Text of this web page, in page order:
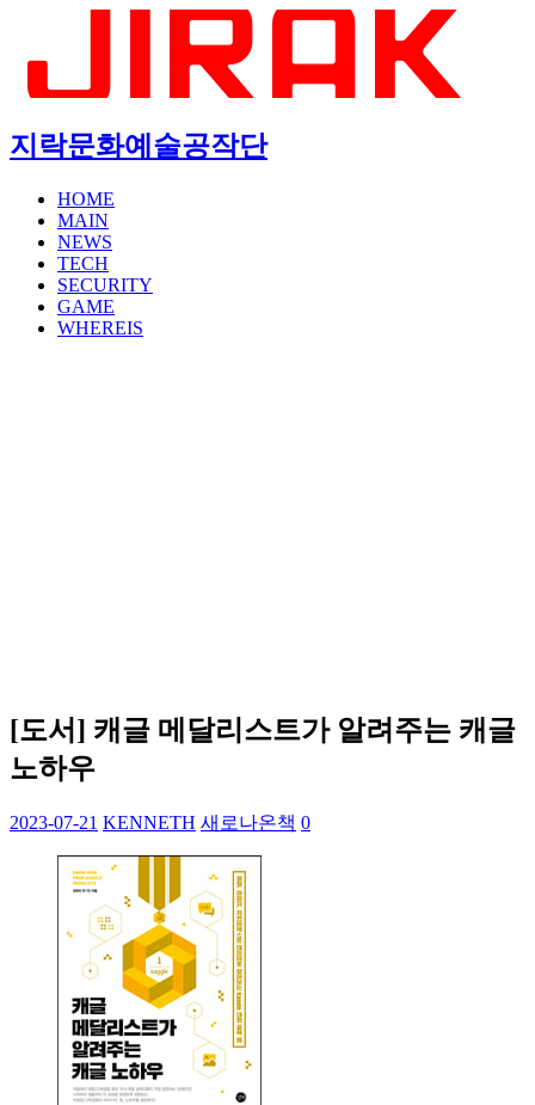
지락문화예술공작단
HOME
MAIN
NEWS
TECH
SECURITY
GAME
WHEREIS
[도서] 캐글 메달리스트가 알려주는 캐글
노하우
2023-07-21 KENNETH 새로나온책 0